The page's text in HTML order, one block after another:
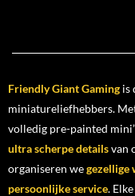
Friendly Giant Gamingis
miniatureliefhebbers.
volledig pre-painted
ultra scherpe detailsvan
organiseren wegezellige
persoonlijke service.